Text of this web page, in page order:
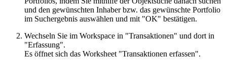
und den gewünschten Inhaber bzw. das gewünschte Portfolio
im Suchergebnis auswählen und mit "OK" bestätigen.
Wechseln Sie im Workspace in "Transaktionen" und dort in
"Erfassung".
Es öffnet sich das Worksheet "Transaktionen erfassen".